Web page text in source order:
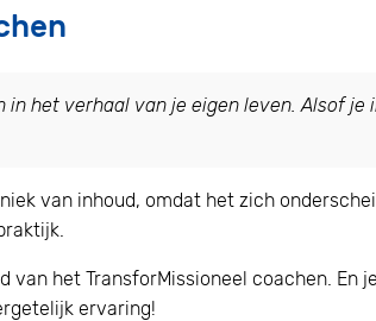
in het verhaal van je eigen leven. Alsof
van inhoud, omdat het zich
van het TransforMissioneel coachen.
ervaring!